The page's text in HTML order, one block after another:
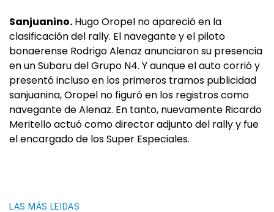
Sanjuanino. Hugo Oropel no apareció en la
clasificación del rally. El navegante y el piloto
bonaerense Rodrigo Alenaz anunciaron su presencia
en un Subaru del Grupo N4. Y aunque el auto corrió y
presentó incluso en los primeros tramos publicidad
sanjuanina, Oropel no figuró en los registros como
navegante de Alenaz. En tanto, nuevamente Ricardo
Meritello actuó como director adjunto del rally y fue
el encargado de los Super Especiales.
LAS MÁS LEIDAS